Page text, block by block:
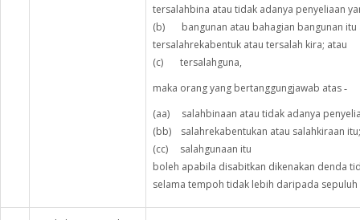
tersalahbina atau tidak adanya penyeliaan
(b) bangunan atau bahagian bangunan itu
tersalahrekabentuk atau tersalah kira; atau
(c) tersalahguna,
maka orang yang bertanggungjawab atas ‑
(aa) salahbinaan atau tidak adanya
(bb) salahrekabentukan atau salahkiraan
(cc) salahgunaan itu
boleh apabila disabitkan dikenakan denda
selama tempoh tidak lebih daripada sepuluh